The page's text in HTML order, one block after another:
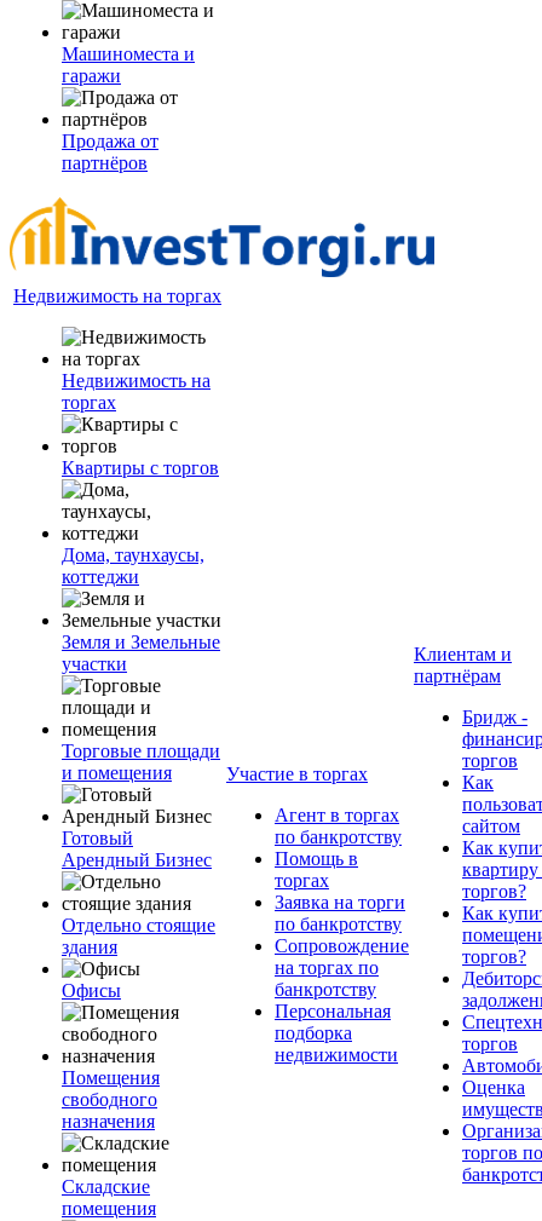
Машиноместа и
гаражи
Продажа от
партнёров
Недвижимость на торгах
Недвижимость на
торгах
Квартиры с торгов
Дома, таунхаусы,
коттеджи
Земля и Земельные
участки
Торговые площади
и помещения
Готовый
Арендный Бизнес
Отдельно стоящие
здания
Офисы
Помещения
свободного
назначения
Складские
помещения
Участие в торгах
Агент в торгах
по банкротству
Помощь в
торгах
Заявка на торги
по банкротству
Сопровождение
на торгах по
банкротству
Персональная
подборка
недвижимости
Клиентам и
партнёрам
Бридж -
торгов
Как
сайтом
Как
квартиру
торгов?
Как
торгов?
торгов
Оценка
торгов по